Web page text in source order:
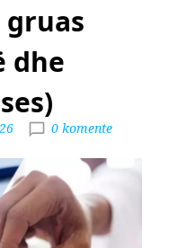
dhe
0 komente